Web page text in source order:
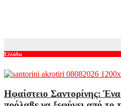
Ελλάδα
Ηφαίστειο Σαντορίνης: